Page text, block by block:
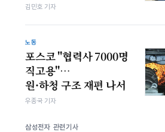
김민호 기자
노동
포스코 "협력사 7000명
직고용"…
원·하청 구조 재편 나서
우종국 기자
삼성전자 관련기사